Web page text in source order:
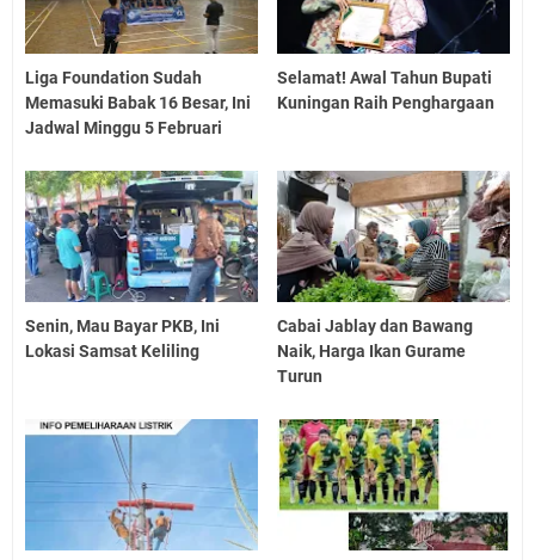
Liga Foundation Sudah
Memasuki Babak 16 Besar, Ini
Jadwal Minggu 5 Februari
Selamat! Awal Tahun Bupati
Kuningan Raih Penghargaan
Senin, Mau Bayar PKB, Ini
Lokasi Samsat Keliling
Cabai Jablay dan Bawang
Naik, Harga Ikan Gurame
Turun